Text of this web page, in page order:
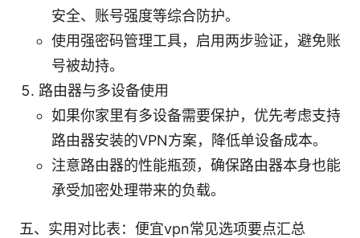
安全、账号强度等综合防护。
使用强密码管理工具，启用两步验证，避免账
号被劫持。
路由器与多设备使用
如果你家里有多设备需要保护，优先考虑支持
路由器安装的VPN方案，降低单设备成本。
注意路由器的性能瓶颈，确保路由器本身也能
承受加密处理带来的负载。
五、实用对比表：便宜vpn常见选项要点汇总